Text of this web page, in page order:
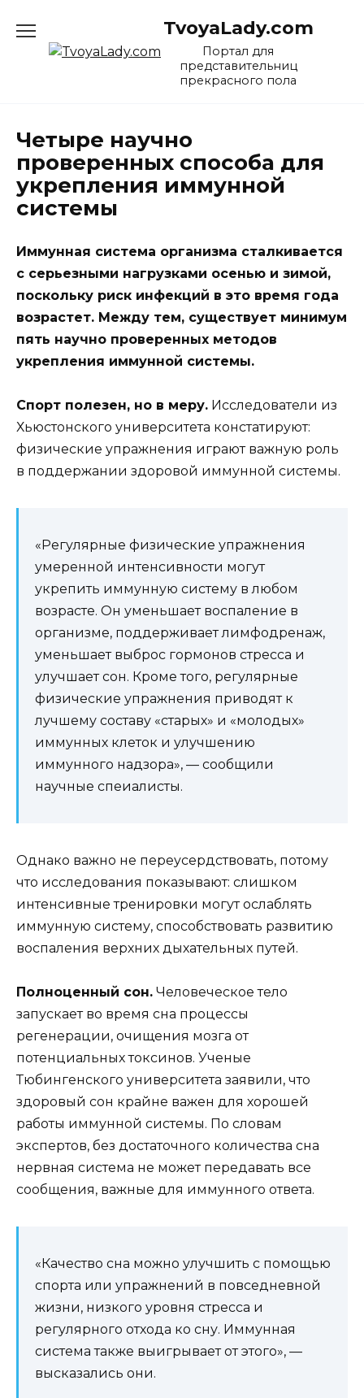
содержанию
TvoyaLady.com
Портал для
представительниц
прекрасного пола
Четыре научно
проверенных способа для
укрепления иммунной
системы
Иммунная система организма сталкивается
с серьезными нагрузками осенью и зимой,
поскольку риск инфекций в это время года
возрастет. Между тем, существует минимум
пять научно проверенных методов
укрепления иммунной системы.
Спорт полезен, но в меру. Исследователи из
Хьюстонского университета констатируют:
физические упражнения играют важную роль
в поддержании здоровой иммунной системы.
«Регулярные физические упражнения
умеренной интенсивности могут
укрепить иммунную систему в любом
возрасте. Он уменьшает воспаление в
организме, поддерживает лимфодренаж,
уменьшает выброс гормонов стресса и
улучшает сон. Кроме того, регулярные
физические упражнения приводят к
лучшему составу «старых» и «молодых»
иммунных клеток и улучшению
иммунного надзора», — сообщили
научные спеиалисты.
Однако важно не переусердствовать, потому
что исследования показывают: слишком
интенсивные тренировки могут ослаблять
иммунную систему, способствовать развитию
воспаления верхних дыхательных путей.
Полноценный сон. Человеческое тело
запускает во время сна процессы
регенерации, очищения мозга от
потенциальных токсинов. Ученые
Тюбингенского университета заявили, что
здоровый сон крайне важен для хорошей
работы иммунной системы. По словам
экспертов, без достаточного количества сна
нервная система не может передавать все
сообщения, важные для иммунного ответа.
«Качество сна можно улучшить с помощью
спорта или упражнений в повседневной
жизни, низкого уровня стресса и
регулярного отхода ко сну. Иммунная
система также выигрывает от этого», —
высказались они.